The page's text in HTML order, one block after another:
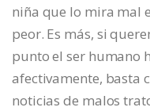
niña que lo mira mal
peor. Es más, si
punto el ser humano
afectivamente, basta
noticias de malos